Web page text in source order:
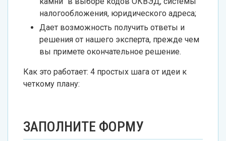
налогообложения, юридического адреса;
Дает возможность получить ответы и
решения от нашего эксперта, прежде чем
вы примете окончательное решение.
Как это работает: 4 простых шага от идеи к
четкому плану:
ЗАПОЛНИТЕ ФОРМУ